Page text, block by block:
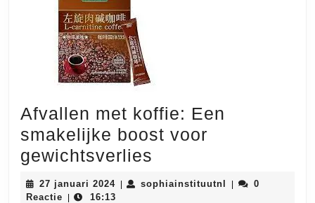
Afvallen met koffie: Een
smakelijke boost voor
gewichtsverlies
met
27 januari 202427
januari
sophiainstituutnl sophiainstituutnl
0
Reactie
16:13